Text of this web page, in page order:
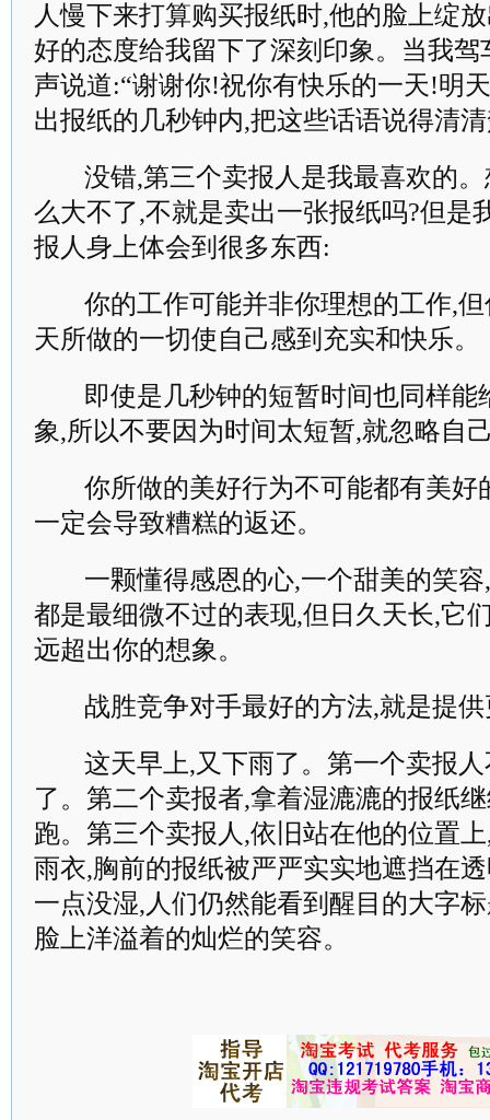
人慢下来打算购买报纸时,他的脸上绽
好的态度给我留下了深刻印象。当我
声说道:“谢谢你!祝你有快乐的一天!明
出报纸的几秒钟内,把这些话语说得清
没错,第三个卖报人是我最喜欢的
么大不了,不就是卖出一张报纸吗?但是
报人身上体会到很多东西:
你的工作可能并非你理想的工作,
天所做的一切使自己感到充实和快乐。
即使是几秒钟的短暂时间也同样能
象,所以不要因为时间太短暂,就忽略自
你所做的美好行为不可能都有美好
一定会导致糟糕的返还。
一颗懂得感恩的心,一个甜美的笑
都是最细微不过的表现,但日久天长,它
远超出你的想象。
战胜竞争对手最好的方法,就是提
这天早上,又下雨了。第一个卖报
了。第二个卖报者,拿着湿漉漉的报纸
跑。第三个卖报人,依旧站在他的位置
雨衣,胸前的报纸被严严实实地遮挡在
一点没湿,人们仍然能看到醒目的大字
脸上洋溢着的灿烂的笑容。